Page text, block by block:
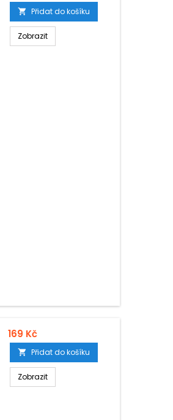
 Přidat do košíku
Zobrazit
169 Kč
 Přidat do košíku
Zobrazit